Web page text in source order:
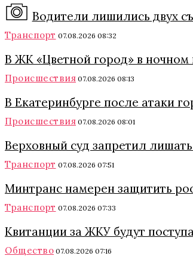
Водители лишились двух
Транспорт 07.08.2026 08:32
В ЖК «Цветной город» в
Происшествия 07.08.2026 08:13
В Екатеринбурге после атаки
Происшествия 07.08.2026 08:01
Верховный суд запретил
Транспорт 07.08.2026 07:51
Минтранс намерен защитить
Транспорт 07.08.2026 07:33
Квитанции за ЖКУ будут
Общество 07.08.2026 07:16